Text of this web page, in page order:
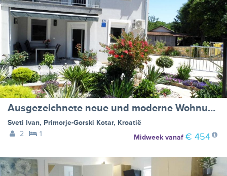
Ausgezeichnete neue und moderne Wohnung
Sveti Ivan, Primorje-Gorski Kotar, Kroatië
2
1 Midweekvanaf € 454